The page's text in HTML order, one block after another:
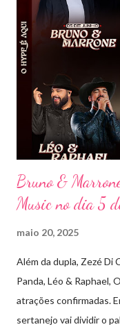
2018, o projeto Violada
registrada da carreira
imersivo, com horas
do sertanejo com
Bruninho & Davi
releituras de artistas
Detonautas, cria...
Bruno &
Music no dia 5
maio 20, 2025
Além da dupla, Zezé Di
Panda, Léo & Raphael,
atrações confirmadas.
sertanejo vai dividir o